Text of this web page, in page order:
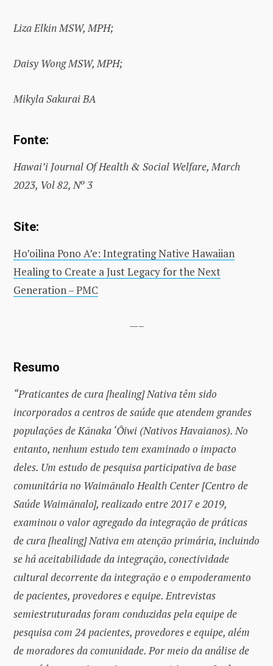
Liza Elkin MSW, MPH;
Daisy Wong MSW, MPH;
Mikyla Sakurai BA
Fonte:
Hawai’i Journal Of Health & Social Welfare, March
2023, Vol 82, Nº 3
Site:
Ho’oilina Pono A’e: Integrating Native Hawaiian
Healing to Create a Just Legacy for the Next
Generation – PMC
—–
Resumo
“Praticantes de cura [healing] Nativa têm sido
incorporados a centros de saúde que atendem grandes
populações de Kānaka ‘Ōiwi (Nativos Havaianos). No
entanto, nenhum estudo tem examinado o impacto
deles. Um estudo de pesquisa participativa de base
comunitária no Waimānalo Health Center [Centro de
Saúde Waimānalo], realizado entre 2017 e 2019,
examinou o valor agregado da integração de práticas
de cura [healing] Nativa em atenção primária, incluindo
se há aceitabilidade da integração, conectividade
cultural decorrente da integração e o empoderamento
de pacientes, provedores e equipe. Entrevistas
semiestruturadas foram conduzidas pela equipe de
pesquisa com 24 pacientes, provedores e equipe, além
de moradores da comunidade. Por meio da análise de